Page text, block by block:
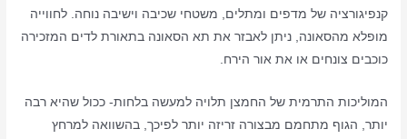
קנפיגורציה של מדפים ומתלים, משטחי שכיבה וישיבה נוחה. לחווייה
מופלא מהסאונה, ניתן לאבזר את תא הסאונה בתאורת לדים המזכירה
כוכבים צונחים או את אור הירח.
המוליכות התרמית של החמצן תלויה למעשה בלחות- ככול שהיא רבה
יותר, הגוף מתחמם מבצורה זריזה יותר לפיכך, בהשוואה למרחץ